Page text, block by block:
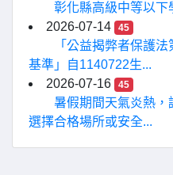
彰化縣高級中等以下
2026-07-14
45
「公益揭弊者保護
基準」自1140722生...
2026-07-16
45
暑假期間天氣炎熱，
選擇合格場所或安全...